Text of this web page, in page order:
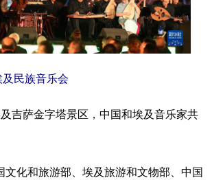
人居 信息化 数字经济
乡村振兴 银龄 溯源中国
旅游
民族音乐会
萨金字塔景区，中国和埃及音乐家共
化和旅游部、埃及旅游和文物部、中国